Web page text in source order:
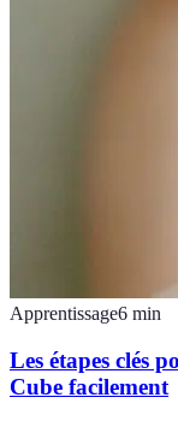
Apprentissage6 min
Les étapes clés
Cube facilement